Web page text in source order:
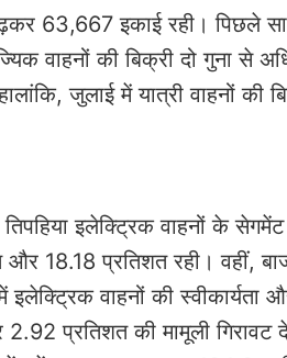
63,667 इकाई रही। पिछले
वाहनों की बिक्री दो गुना से
जुलाई में यात्री वाहनों
इलेक्ट्रिक वाहनों के
18.18 प्रतिशत रही। वहीं,
वाहनों की स्वीकार्यता
प्रतिशत की मामूली